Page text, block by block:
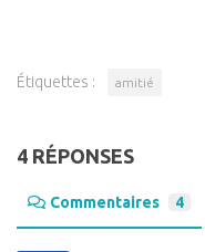
Étiquettes : amitié
4 RÉPONSES
Commentaires 4